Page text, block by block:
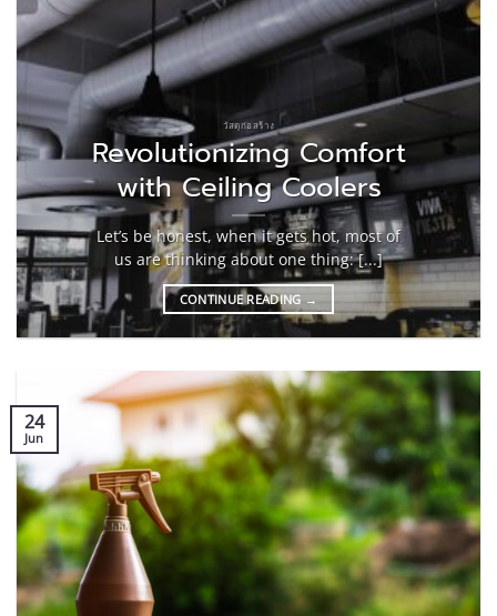
วัสดุก่อสร้าง
Revolutionizing Comfort
with Ceiling Coolers
Let’s be honest, when it gets hot, most of
us are thinking about one thing: [...]
CONTINUE READING →
24
Jun